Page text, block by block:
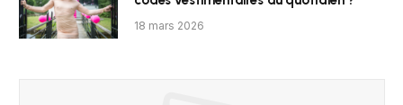
18 mars 2026